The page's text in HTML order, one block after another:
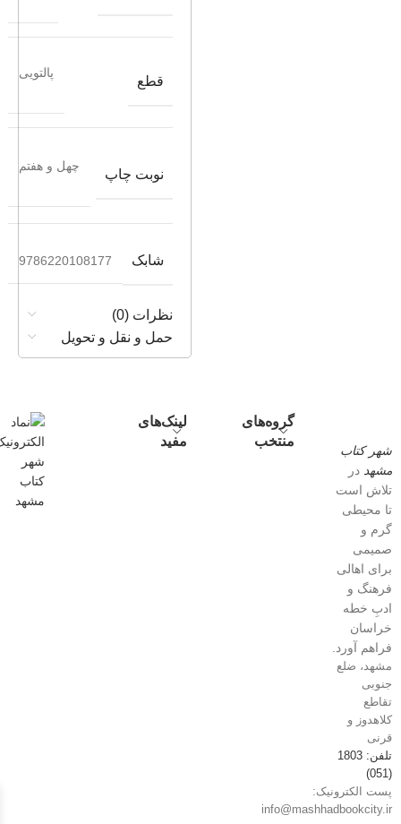
قطع
پالتویی
نوبت چاپ
چهل و هفتم
شابک 9786220108177
نظرات (0)
حمل و نقل و تحویل
شهر کتاب
مشهد در
تلاش است
تا محیطی
گرم و
صمیمی
برای اهالی
فرهنگ و
ادبِ خطه
خراسان
فراهم آورد.
مشهد، ضلع
جنوبی
تقاطع
کلاهدوز و
قرنی
تلفن: 1803
(051)
پست الکترونیک:
info@mashhadbookcity.ir
گروه‌های
منتخب
لینک‌های
مفید